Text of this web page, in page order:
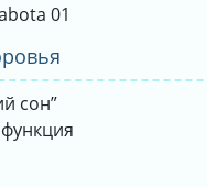
сон”